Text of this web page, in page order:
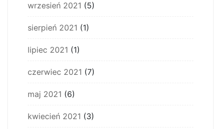
wrzesień 2021 (5)
sierpień 2021 (1)
lipiec 2021 (1)
czerwiec 2021 (7)
maj 2021 (6)
kwiecień 2021 (3)